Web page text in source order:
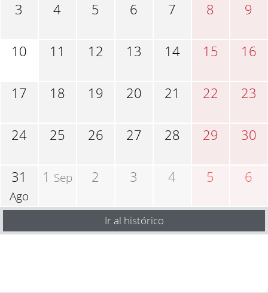
3 4 5 6 7 8 9
10 11 12 13 14 15 16
17 18 19 20 21 22 23
24 25 26 27 28 29 30
31
Ago
1 Sep 2 3 4 5 6
Ir al histórico